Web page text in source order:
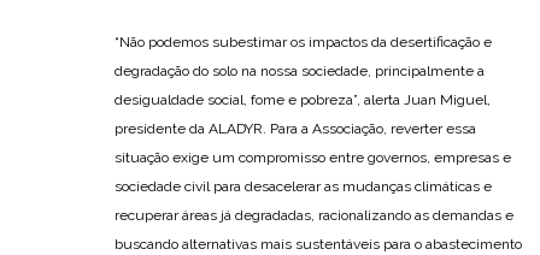
“Não podemos subestimar os impactos da desertificação e
degradação do solo na nossa sociedade, principalmente a
desigualdade social, fome e pobreza”, alerta Juan Miguel,
presidente da ALADYR. Para a Associação, reverter essa
situação exige um compromisso entre governos, empresas e
sociedade civil para desacelerar as mudanças climáticas e
recuperar áreas já degradadas, racionalizando as demandas e
buscando alternativas mais sustentáveis para o abastecimento